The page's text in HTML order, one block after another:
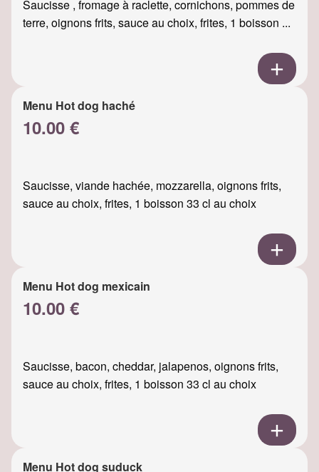
Saucisse , fromage à raclette, cornichons, pommes de
terre, oignons frits, sauce au choix, frites, 1 boisson ...
Menu Hot dog haché
10.00 €
Saucisse, viande hachée, mozzarella, oignons frits,
sauce au choix, frites, 1 boisson 33 cl au choix
Menu Hot dog mexicain
10.00 €
Saucisse, bacon, cheddar, jalapenos, oignons frits,
sauce au choix, frites, 1 boisson 33 cl au choix
Menu Hot dog suduck